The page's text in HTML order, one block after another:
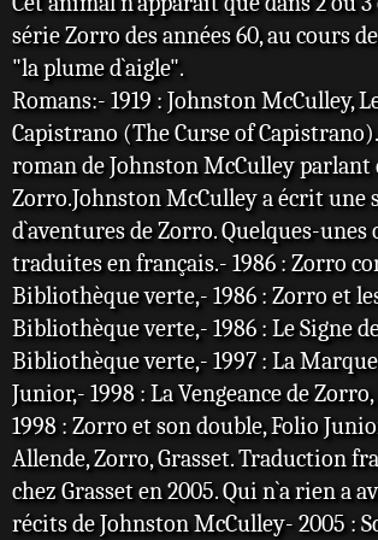
série Zorro des années 60, au cours
"la plume d`aigle".
Romans:- 1919 : Johnston McCulley,
Capistrano (The Curse of
roman de Johnston McCulley parlant
Zorro.Johnston McCulley a écrit une
d`aventures de Zorro. Quelques-unes
traduites en français.- 1986 : Zorro
Bibliothèque verte,- 1986 : Zorro et
Bibliothèque verte,- 1986 : Le Signe
Bibliothèque verte,- 1997 : La
Junior,- 1998 : La Vengeance de
1998 : Zorro et son double, Folio
Allende, Zorro, Grasset. Traduction
chez Grasset en 2005. Qui n`a rien a
récits de Johnston McCulley- 2005 :